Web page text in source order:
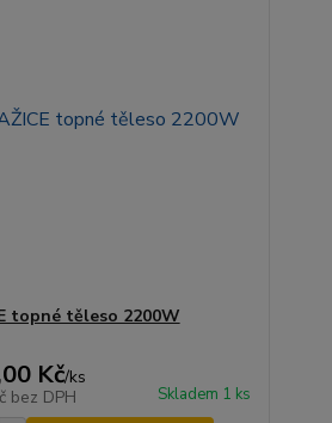
topné těleso 2200W
Kč/ks
bez DPH Skladem 1 ks